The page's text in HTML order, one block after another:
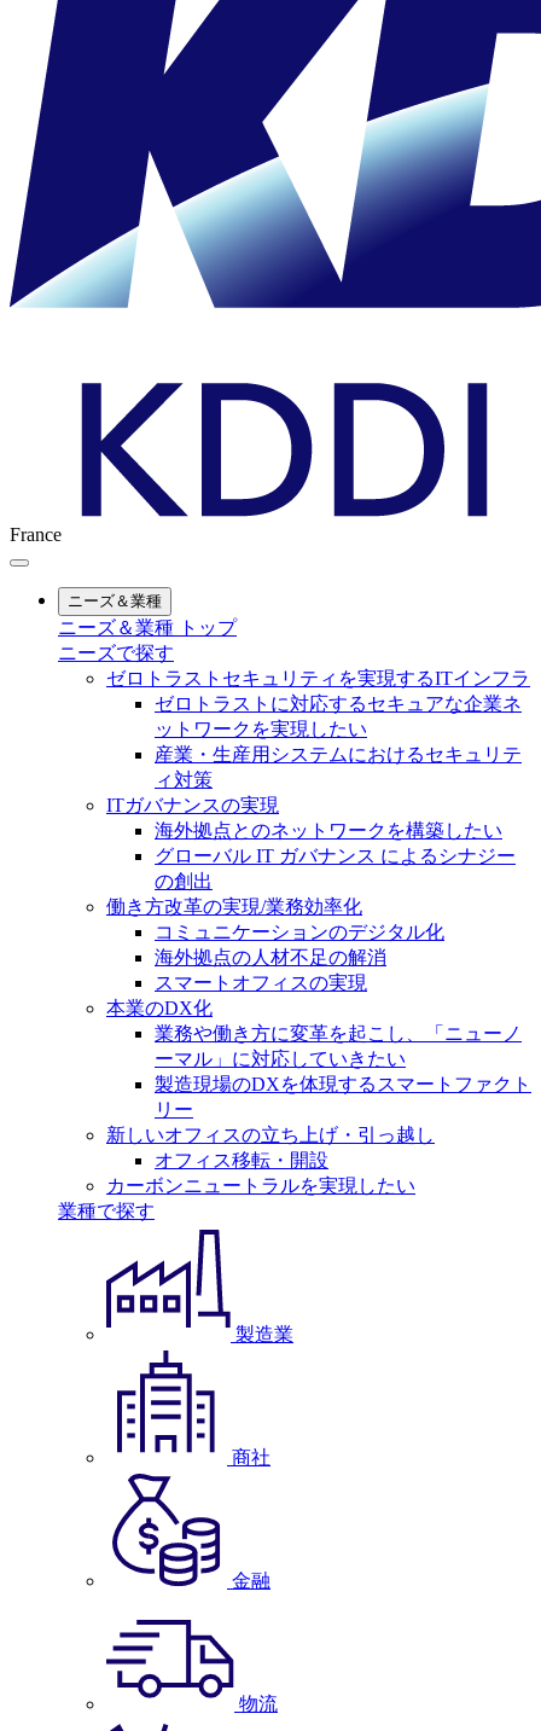
France
ニーズ＆業種
ニーズ＆業種 トップ
ニーズで探す
ゼロトラストセキュリティを実現するITインフラ
ゼロトラストに対応するセキュアな企業ネ
ットワークを実現したい
産業・生産用システムにおけるセキュリテ
ィ対策
ITガバナンスの実現
海外拠点とのネットワークを構築したい
グローバル IT ガバナンス によるシナジー
の創出
働き方改革の実現/業務効率化
コミュニケーションのデジタル化
海外拠点の人材不足の解消
スマートオフィスの実現
本業のDX化
業務や働き方に変革を起こし、「ニューノ
ーマル」に対応していきたい
製造現場のDXを体現するスマートファクト
リー
新しいオフィスの立ち上げ・引っ越し
オフィス移転・開設
カーボンニュートラルを実現したい
業種で探す
製造業
商社
金融
物流